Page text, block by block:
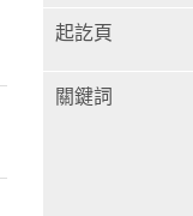
起訖頁
關鍵詞